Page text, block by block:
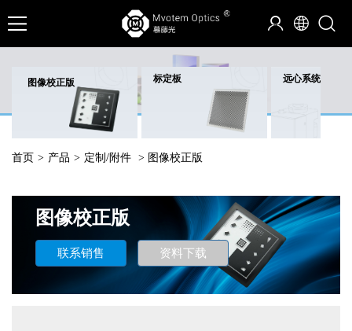
图像校正版 标定板 远心系统C型结
首页 > 产品 > 定制/附件 > 图像校正版
图像校正版
联系销售 资料下载